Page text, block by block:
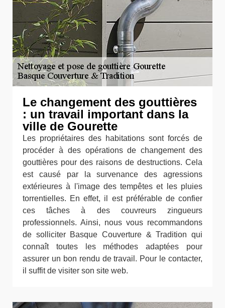
Le changement des gouttières
: un travail important dans la
ville de Gourette
Les propriétaires des habitations sont forcés de
procéder à des opérations de changement des
gouttières pour des raisons de destructions. Cela
est causé par la survenance des agressions
extérieures à l'image des tempêtes et les pluies
torrentielles. En effet, il est préférable de confier
ces tâches à des couvreurs zingueurs
professionnels. Ainsi, nous vous recommandons
de solliciter Basque Couverture & Tradition qui
connaît toutes les méthodes adaptées pour
assurer un bon rendu de travail. Pour le contacter,
il suffit de visiter son site web.